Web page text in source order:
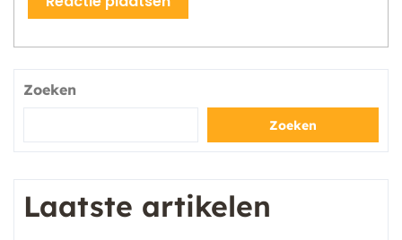
Zoeken
Zoeken
Laatste artikelen